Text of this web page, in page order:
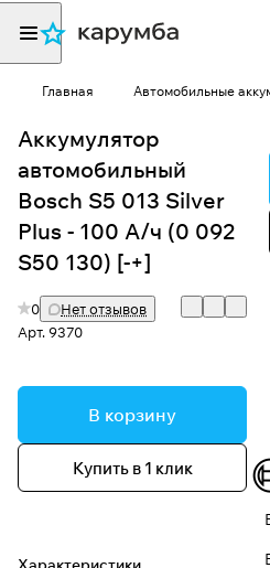
Главная Автомобильные
Аккумулятор
автомобильный
Bosch S5 013 Silver
Plus - 100 А/ч (0 092
S50 130) [-+]
0
Нет отзывов
Арт.9370
В корзину
Купить в 1 клик